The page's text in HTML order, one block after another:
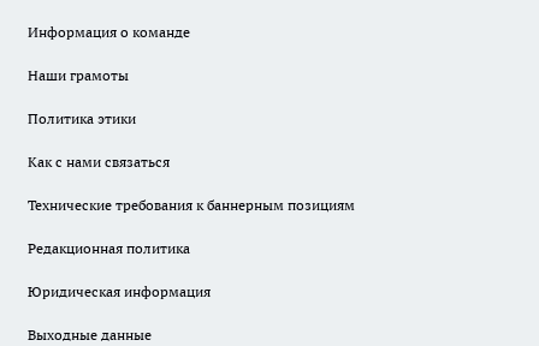
Информация о команде
Наши грамоты
Политика этики
Как с нами связаться
Технические требования к баннерным позициям
Редакционная политика
Юридическая информация
Выходные данные